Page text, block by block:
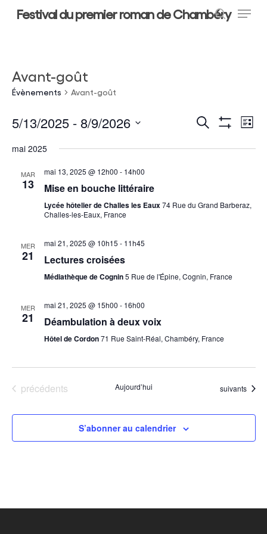
Festival du premier roman de Chambéry Menu
Avant-goût
Évènements Avant-goût
Recherche
Et
Vues
Recherche
Filtres
Liste
5/13/2025 - 8/9/2026
une
mai 2025
MAR
13
mai 13, 2025 @ 12h00 - 14h00
Mise en bouche littéraire
Lycée hôtelier de Challes les Eaux74 Rue du Grand Barberaz,
Challes-les-Eaux, France
MER
21
mai 21, 2025 @ 10h15 - 11h45
Lectures croisées
Médiathèque de Cognin5 Rue de l'Épine, Cognin, France
MER
21
mai 21, 2025 @ 15h00 - 16h00
Déambulation à deux voix
Hôtel de Cordon71 Rue Saint-Réal, Chambéry, France
Évènements
précédents Aujourd’hui Évènements
suivants
S’abonner au calendrier